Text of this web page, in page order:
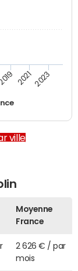
2021 2023
ville
Moyenne
France
2 626 € / par
mois